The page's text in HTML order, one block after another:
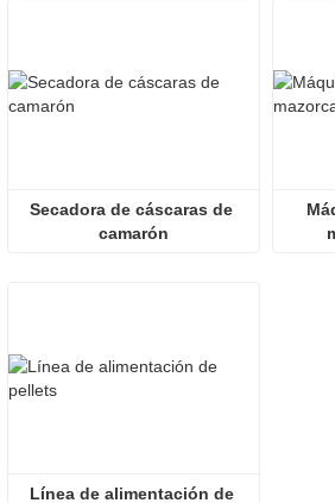
Secadora de cáscaras de
camarón
Línea de alimentación de